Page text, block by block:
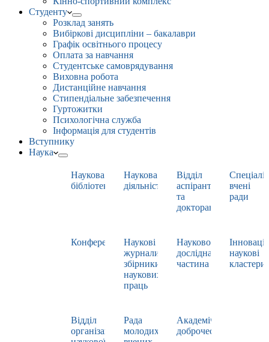
Студенту
Розклад занять
Вибіркові дисципліни – бакалаври
Графік освітнього процесу
Оплата за навчання
Студентське самоврядування
Виховна робота
Дистанційне навчання
Стипендіальне забезпечення
Гуртожитки
Психологічна служба
Інформація для студентів
Вступнику
Наука
Наукова
бібліотека
Наукова
діяльність
Відділ
аспірантури
та
докторантури
вчені
ради
Конференції
Наукові
журнали,
збірники
наукових
праць
Науково-
дослідна
частина
наукові
кластери
Відділ
організації
Рада
молодих
Академічна
доброчесність